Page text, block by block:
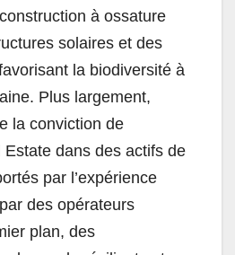
à ossature
solaires et des
la biodiversité à
Plus largement,
la conviction de
Estate dans des actifs de
par l’expérience
des opérateurs
plan, des